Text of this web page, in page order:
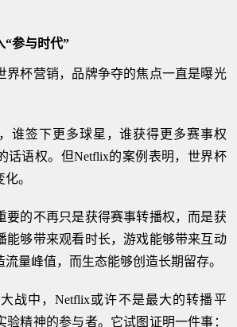
“参与时代”
界杯营销，品牌争夺的焦点一直是曝光
谁签下更多球星，谁获得更多赛事权
话语权。但Netflix的案例表明，世界杯
。
要的不再只是获得赛事转播权，而是获
能够带来观看时长，游戏能够带来互动
量峰值，而生态能够创造长期留存。
战中，Netflix或许不是最大的转播平
验精神的参与者。它试图证明一件事：